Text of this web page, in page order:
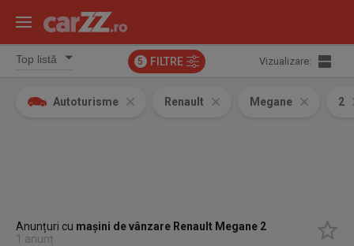
5 FILTRE Vizualizare:
Autoturisme Renault Megane 2
Anunțuri cu mașini de vânzare Renault Megane 2
1 anunț